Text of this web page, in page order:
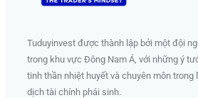
Tuduyinvest được thành lập bởi một đội
trong khu vực Đông Nam Á, với những ý
tinh thần nhiệt huyết và chuyên môn trong
dịch tài chính phái sinh.